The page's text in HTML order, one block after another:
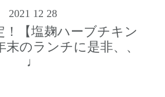
2021 12 28
！【塩麹ハーブチキン
末のランチに是非、、
♩